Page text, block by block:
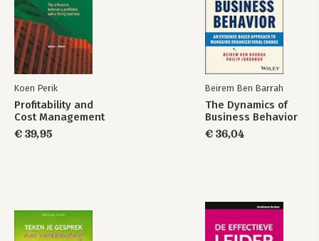
SpeelseKunst
Brainstormkaarten
Bekijk alle boeken
Koen Perik
Profitability and
Cost Management
€ 39,95
Beirem Ben Barrah
The Dynamics of
Business Behavior
€ 36,04